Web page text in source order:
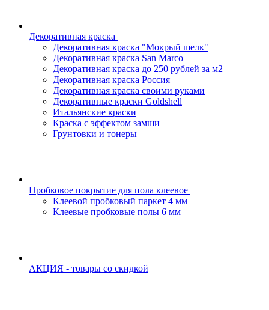
Декоративная краска
Декоративная краска "Мокрый шелк"
Декоративная краска San Marco
Декоративная краска до 250 рублей за м2
Декоративная краска Россия
Декоративная краска своими руками
Декоративные краски Goldshell
Итальянские краски
Краска с эффектом замши
Грунтовки и тонеры
Пробковое покрытие для пола клеевое
Клеевой пробковый паркет 4 мм
Клеевые пробковые полы 6 мм
АКЦИЯ - товары со скидкой